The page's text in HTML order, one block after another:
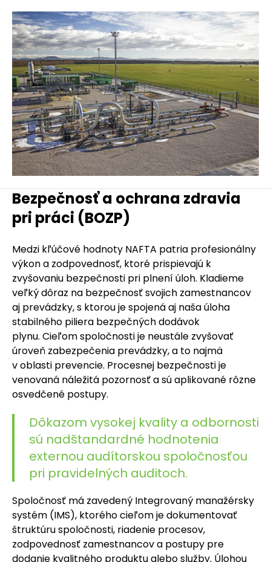
Bezpečnosť a ochrana zdravia
pri práci (BOZP)
Medzi kľúčové hodnoty NAFTA patria profesionálny
výkon a zodpovednosť, ktoré prispievajú k
zvyšovaniu bezpečnosti pri plnení úloh. Kladieme
veľký dôraz na bezpečnosť svojich zamestnancov
aj prevádzky, s ktorou je spojená aj naša úloha
stabilného piliera bezpečných dodávok
plynu. Cieľom spoločnosti je neustále zvyšovať
úroveň zabezpečenia prevádzky, a to najmä
v oblasti prevencie. Procesnej bezpečnosti je
venovaná náležitá pozornosť a sú aplikované rôzne
osvedčené postupy.
Dôkazom vysokej kvality a odbornosti
sú nadštandardné hodnotenia
externou audítorskou spoločnosťou
pri pravidelných auditoch.
Spoločnosť má zavedený Integrovaný manažérsky
systém (IMS), ktorého cieľom je dokumentovať
štruktúru spoločnosti, riadenie procesov,
zodpovednosť zamestnancov a postupy pre
dodanie kvalitného produktu alebo služby. Úlohou